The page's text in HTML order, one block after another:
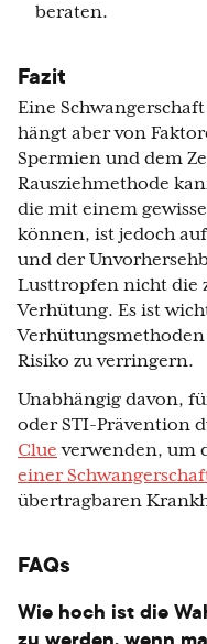
beraten.
Fazit
Eine
hängt aber von
Spermien und dem
Rausziehmethode
die mit einem
können, ist jedoch
und der
Lusttropfen nicht die
Verhütung. Es ist
Risiko zu verringern.
Unabhängig davon,
oder STI-Prävention
Clue verwenden, um
einer
übertragbaren
FAQs
Wie hoch ist die